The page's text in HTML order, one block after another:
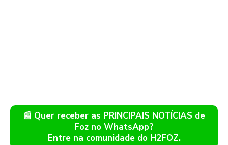
📰 Quer receber as PRINCIPAIS NOTÍCIAS de
Foz no WhatsApp?
Entre na comunidade do H2FOZ.